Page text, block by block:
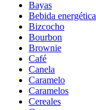
Bayas
Bebida energética
Bizcocho
Bourbon
Brownie
Café
Canela
Caramelo
Caramelos
Cereales